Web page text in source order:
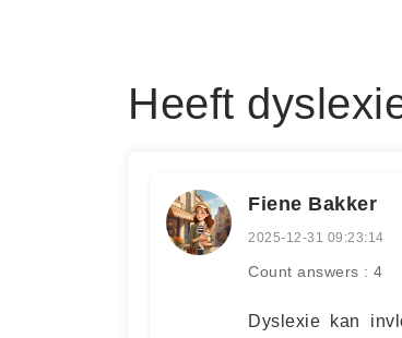
Heeft
Fiene Bakker
2025-12-31 09:23:14
Count answers : 4
Dyslexie kan